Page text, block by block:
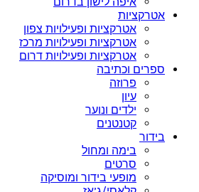
אטרקציות
אטרקציות ופעילויות צפון
אטרקציות ופעילויות מרכז
אטרקציות ופעילויות דרום
ספרים וכתיבה
פרוזה
עיון
ילדים ונוער
קטנטנים
בידור
בימה ומחול
סרטים
מופעי בידור ומוסיקה